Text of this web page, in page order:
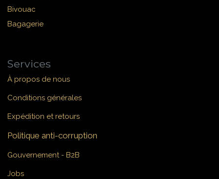
Bivouac
Bagagerie
Services
À propos de nous
Conditions générales
Expédition et retours
Politique anti-corruption
Gouvernement - B2B
Jobs